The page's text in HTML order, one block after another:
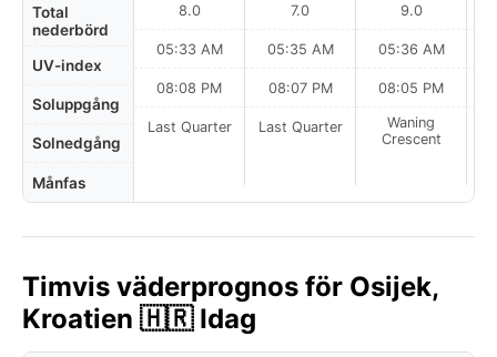
Total
nederbörd
UV-index
Soluppgång
Solnedgång
Månfas
8.0
05:33 AM
08:08 PM
Last Quarter
7.0
05:35 AM
08:07 PM
Last Quarter
9.0
05:36 AM
08:05 PM
Waning
Crescent
Timvis väderprognos för Osijek,
Kroatien 🇭🇷 Idag